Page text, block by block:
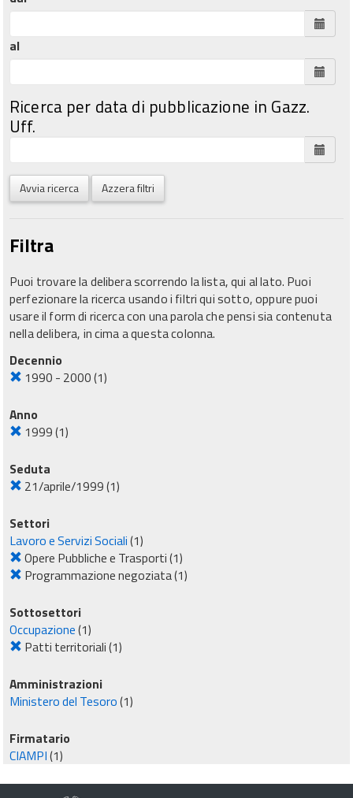
al
Ricerca per data di pubblicazione in Gazz.
Uff.
Avvia ricerca Azzera filtri
Filtra
Puoi trovare la delibera scorrendo la lista, qui al lato. Puoi
perfezionare la ricerca usando i filtri qui sotto, oppure puoi
usare il form di ricerca con una parola che pensi sia contenuta
nella delibera, in cima a questa colonna.
Decennio
1990 - 2000(1)
Anno
1999(1)
Seduta
21/aprile/1999(1)
Settori
Lavoro e Servizi Sociali(1)
Opere Pubbliche e Trasporti(1)
Programmazione negoziata(1)
Sottosettori
Occupazione(1)
Patti territoriali(1)
Amministrazioni
Ministero del Tesoro(1)
Firmatario
CIAMPI(1)